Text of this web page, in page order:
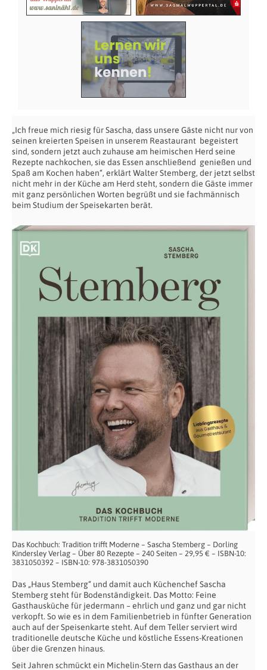
„Ich freue mich riesig für Sascha, dass unsere Gäste nicht nur von
seinen kreierten Speisen in unserem Reastaurant begeistert
sind, sondern jetzt auch zuhause am heimischen Herd seine
Rezepte nachkochen, sie das Essen anschließend genießen und
Spaß am Kochen haben“, erklärt Walter Stemberg, der jetzt selbst
nicht mehr in der Küche am Herd steht, sondern die Gäste immer
mit ganz persönlichen Worten begrüßt und sie fachmännisch
beim Studium der Speisekarten berät.
Das Kochbuch: Tradition trifft Moderne – Sascha Stemberg – Dorling
Kindersley Verlag – Über 80 Rezepte – 240 Seiten – 29,95 € – ISBN-10:
3831050392 – ISBN-10: 978-3831050390
Das „Haus Stemberg“ und damit auch Küchenchef Sascha
Stemberg steht für Bodenständigkeit. Das Motto: Feine
Gasthausküche für jedermann – ehrlich und ganz und gar nicht
verkopft. So wie es in dem Familienbetrieb in fünfter Generation
auch auf der Speisenkarte steht. Auf dem Teller serviert wird
traditionelle deutsche Küche und köstliche Essens-Kreationen
über die Grenzen hinaus.
Seit Jahren schmückt ein Michelin-Stern das Gasthaus an der